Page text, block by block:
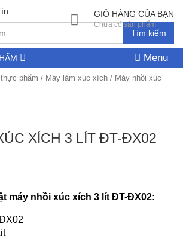
Tìm kiếm
GIỎ HÀNG CỦA BẠN
Chưa có sản phẩm
Menu
phẩm / Máy làm xúc xích / Máy nhồi xúc
XÍCH 3 LÍT ĐT-ĐX02
máy nhồi xúc xích 3 lít ĐT-ĐX02: